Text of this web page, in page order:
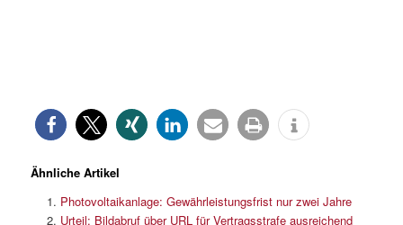
Ähnliche Artikel
Photovoltaikanlage: Gewährleistungsfrist nur zwei Jahre
Urteil: Bildabruf über URL für Vertragsstrafe ausreichend